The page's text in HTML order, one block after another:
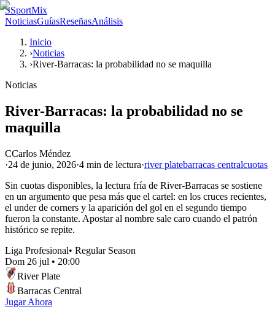
SSportMix
NoticiasGuíasReseñasAnálisis
Inicio
›Noticias
›River-Barracas: la probabilidad no se maquilla
Noticias
River-Barracas: la probabilidad no se
maquilla
CCarlos Méndez
·24 de junio, 2026·4 min de lectura·river platebarracas centralcuotas
Sin cuotas disponibles, la lectura fría de River-Barracas se sostiene
en un argumento que pesa más que el cartel: en los cruces recientes,
el under de corners y la aparición del gol en el segundo tiempo
fueron la constante. Apostar al nombre sale caro cuando el patrón
histórico se repite.
Liga Profesional• Regular Season
Dom 26 jul • 20:00
River Plate
Barracas Central
Jugar Ahora